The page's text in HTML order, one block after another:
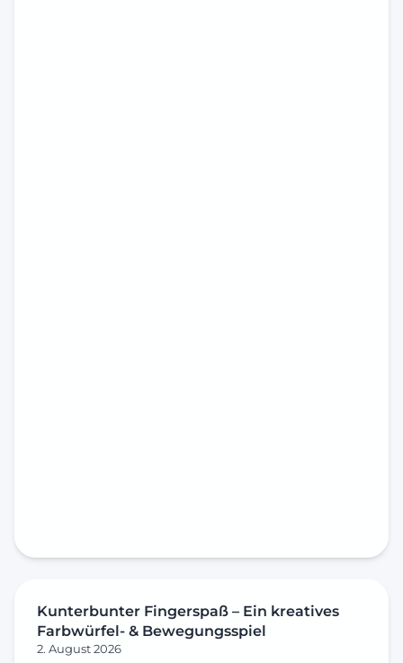
Kunterbunter Fingerspaß – Ein kreatives
Farbwürfel- & Bewegungsspiel
2. August 2026